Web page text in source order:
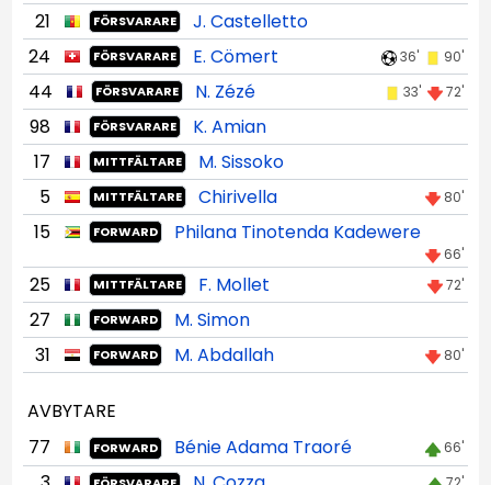
21
FÖRSVARARE
J. Castelletto
24
FÖRSVARARE E. Cömert 36' 90'
44 FÖRSVARARE N. Zézé 33' 72'
98 FÖRSVARARE
K. Amian
17
MITTFÄLTARE
M. Sissoko
5
MITTFÄLTARE Chirivella 80'
15 FORWARD Philana Tinotenda Kadewere
66'
25 MITTFÄLTARE F. Mollet 72'
27 FORWARD
M. Simon
31
FORWARD M. Abdallah 80'
AVBYTARE
77
FORWARD Bénie Adama Traoré 66'